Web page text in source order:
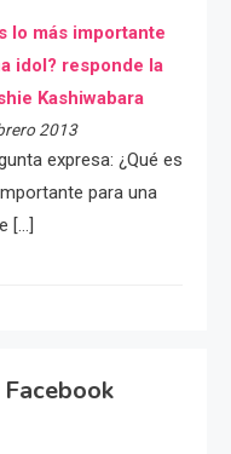
lo más importante
idol? responde la
Kashiwabara
2013
expresa: ¿Qué es
para una
[…]